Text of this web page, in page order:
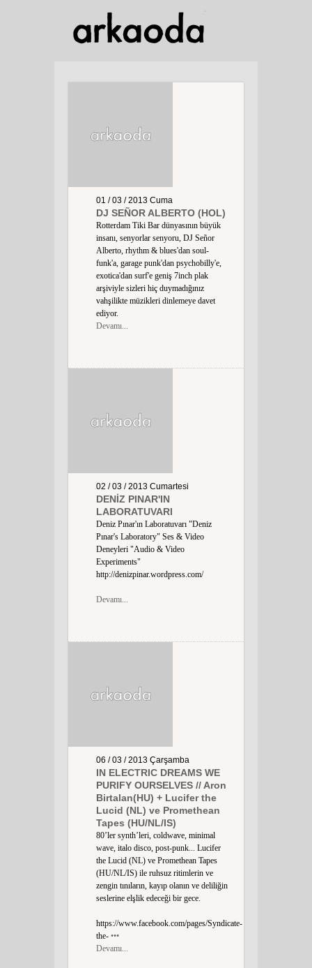
01 / 03 / 2013 Cuma
DJ SEÑOR ALBERTO (HOL)
Rotterdam Tiki Bar dünyasının büyük
insanı, senyorlar senyoru, DJ Señor
Alberto, rhythm & blues'dan soul-
funk'a, garage punk'dan psychobilly'e,
exotica'dan surf'e geniş 7inch plak
arşiviyle sizleri hiç duymadığınız
vahşilikte müzikleri dinlemeye davet
ediyor.
Devamı...
02 / 03 / 2013 Cumartesi
DENİZ PINAR'IN
LABORATUVARI
Deniz Pınar'ın Laboratuvarı "Deniz
Pınar's Laboratory" Ses & Video
Deneyleri "Audio & Video
Experiments"
http://denizpinar.wordpress.com/
Devamı...
06 / 03 / 2013 Çarşamba
IN ELECTRIC DREAMS WE
PURIFY OURSELVES // Aron
Birtalan(HU) + Lucifer the
Lucid (NL) ve Promethean
Tapes (HU/NL/IS)
80’ler synth’leri, coldwave, minimal
wave, italo disco, post-punk... Lucifer
the Lucid (NL) ve Promethean Tapes
(HU/NL/IS) ile ruhsuz ritimlerin ve
zengin tınıların, kayıp olanın ve deliliğin
seslerine elşlik edeceği bir gece.
https://www.facebook.com/pages/Syndicate-
the- •••
Devamı...